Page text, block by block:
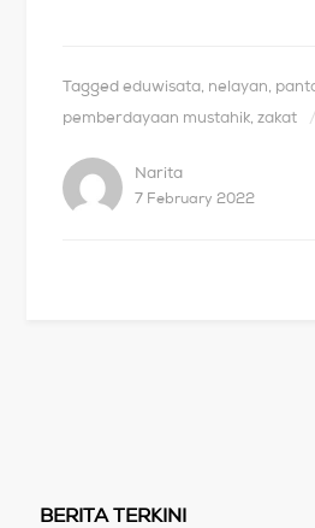
Taggededuwisata nelayan
pemberdayaan mustahik ,zakat
Narita
7 February 2022
BERITA TERKINI